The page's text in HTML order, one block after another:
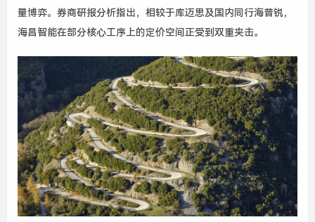
量博弈。券商研报分析指出，相较于库迈思及国内同行海普锐，
海昌智能在部分核心工序上的定价空间正受到双重夹击。